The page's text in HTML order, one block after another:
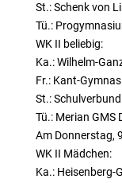
St.: Schenk von
Tü.:
WK II beliebig:
Ka.: Wilhelm-
Fr.: Kant-
St.:
Tü.: Merian GMS
Am Donnerstag,
WK II Mädchen:
Ka.: Heisenberg-